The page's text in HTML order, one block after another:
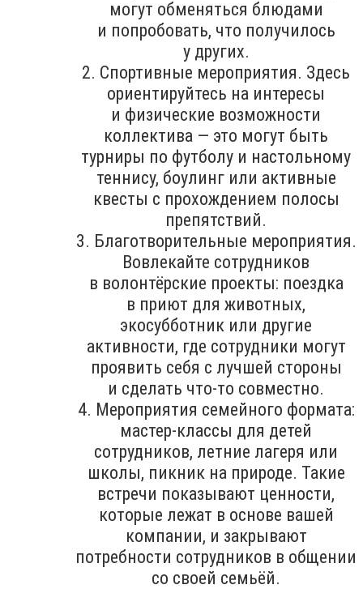
могут обменяться блюдами
и попробовать, что получилось
у других.
2. Спортивные мероприятия. Здесь
ориентируйтесь на интересы
и физические возможности
коллектива — это могут быть
турниры по футболу и настольному
теннису, боулинг или активные
квесты с прохождением полосы
препятствий.
3. Благотворительные мероприятия.
Вовлекайте сотрудников
в волонтёрские проекты: поездка
в приют для животных,
экосубботник или другие
активности, где сотрудники могут
проявить себя с лучшей стороны
и сделать что-то совместно.
4. Мероприятия семейного формата:
мастер-классы для детей
сотрудников, летние лагеря или
школы, пикник на природе. Такие
встречи показывают ценности,
которые лежат в основе вашей
компании, и закрывают
потребности сотрудников в общении
со своей семьёй.